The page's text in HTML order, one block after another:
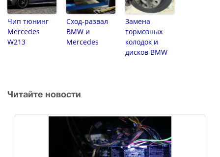
Чип тюнинг
Mercedes
W213
Сход-развал
BMW и
Mercedes
Замена
тормозных
колодок и
дисков BMW
Читайте новости